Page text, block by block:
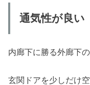
通気性が良い
内廊下に勝る外廊下
玄関ドアを少しだけ